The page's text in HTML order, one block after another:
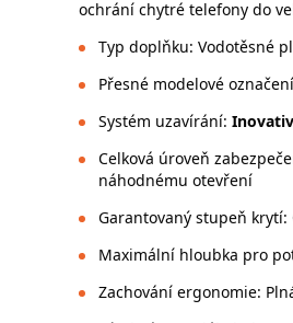
ochrání chytré telefony do
Typ doplňku: Vodotěsné
Přesné modelové
Systém uzavírání:
Celková úroveň
náhodnému otevření
Garantovaný stupeň krytí:
Maximální hloubka pro
Zachování ergonomie: